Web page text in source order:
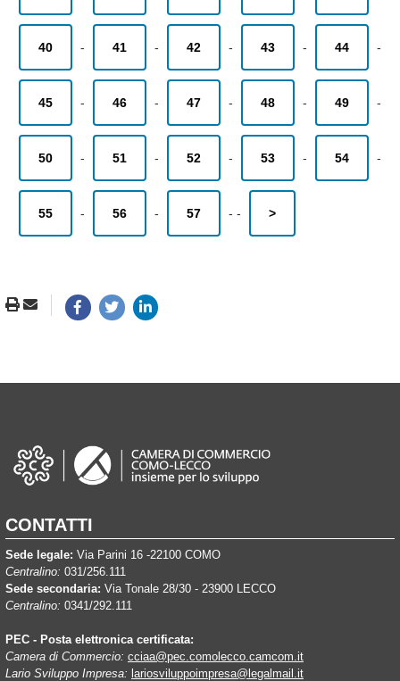
40 - 41 - 42 - 43 - 44 -
45 - 46 - 47 - 48 - 49 -
50 - 51 - 52 - 53 - 54 -
55 - 56 - 57 - - >
CONTATTI
Sede legale: Via Parini 16 -22100 COMO
Centralino: 031/256.111
Sede secondaria: Via Tonale 28/30 - 23900 LECCO
Centralino: 0341/292.111
PEC - Posta elettronica certificata:
Camera di Commercio: cciaa@pec.comolecco.camcom.it
Lario Sviluppo Impresa: lariosviluppoimpresa@legalmail.it